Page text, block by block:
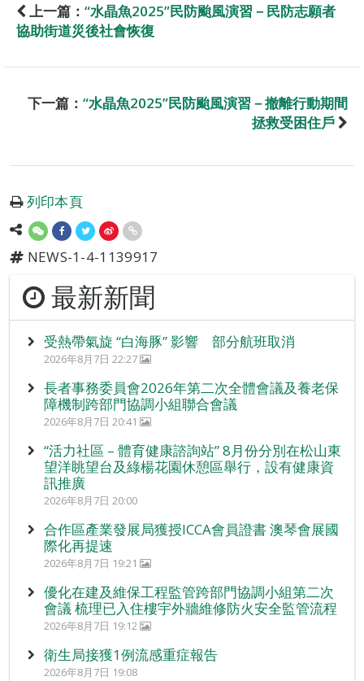
上一篇： “水晶魚2025”民防颱風演習－民防志願者
協助街道災後社會恢復
下一篇： “水晶魚2025”民防颱風演習－撤離行動期間
拯救受困住戶
列印本頁
NEWS-1-4-1139917
最新新聞
受熱帶氣旋 “白海豚” 影響 部分航班取消
2026年8月7日 22:27
長者事務委員會2026年第二次全體會議及養老保
障機制跨部門協調小組聯合會議
2026年8月7日 20:41
“活力社區 – 體育健康諮詢站” 8月份分別在松山東
望洋眺望台及綠楊花園休憩區舉行，設有健康資
訊推廣
2026年8月7日 20:00
合作區產業發展局獲授ICCA會員證書 澳琴會展國
際化再提速
2026年8月7日 19:21
優化在建及維保工程監管跨部門協調小組第二次
會議 梳理已入住樓宇外牆維修防火安全監管流程
2026年8月7日 19:12
衛生局接獲1例流感重症報告
2026年8月7日 19:08